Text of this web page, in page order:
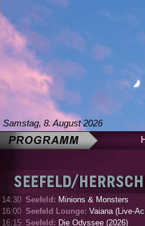
Samstag, 8. August 2026
14:30 Seefeld: Minions & Monsters
16:00 Seefeld Lounge: Vaiana (Live-
16:15 Seefeld: Die Odyssee (2026)